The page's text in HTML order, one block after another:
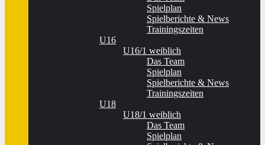
Spielplan
Spielberichte & News
Trainingszeiten
U16
U16/1 weiblich
Das Team
Spielplan
Spielberichte & News
Trainingszeiten
U18
U18/1 weiblich
Das Team
Spielplan